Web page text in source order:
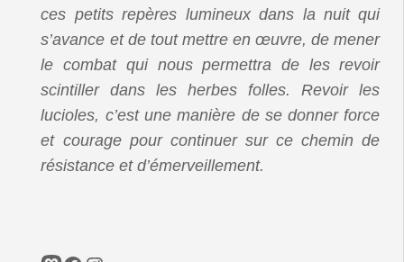
ces petits repères lumineux dans la nuit qui
s’avance et de tout mettre en œuvre, de mener
le combat qui nous permettra de les revoir
scintiller dans les herbes folles. Revoir les
lucioles, c’est une manière de se donner force
et courage pour continuer sur ce chemin de
résistance et d’émerveillement.